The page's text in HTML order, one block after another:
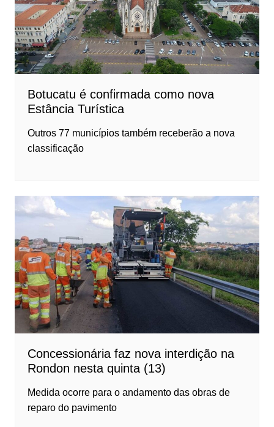
Botucatu é confirmada como nova
Estância Turística
Outros 77 municípios também receberão a nova
classificação
Concessionária faz nova interdição na
Rondon nesta quinta (13)
Medida ocorre para o andamento das obras de
reparo do pavimento